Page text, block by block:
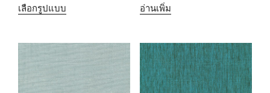
เลือกรูปแบบ
อ่านเพิ่ม